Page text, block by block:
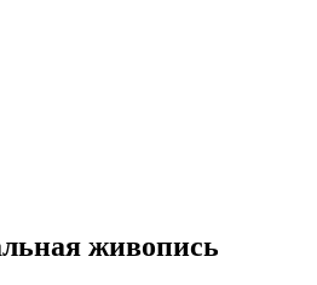
живопись